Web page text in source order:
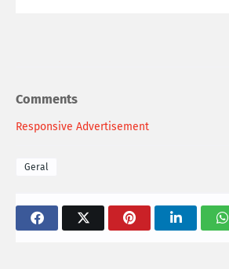
Comments
Responsive Advertisement
Geral